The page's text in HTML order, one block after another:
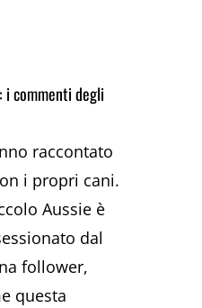
i commenti degli
raccontato
i propri cani.
Aussie è
dal
follower,
questa